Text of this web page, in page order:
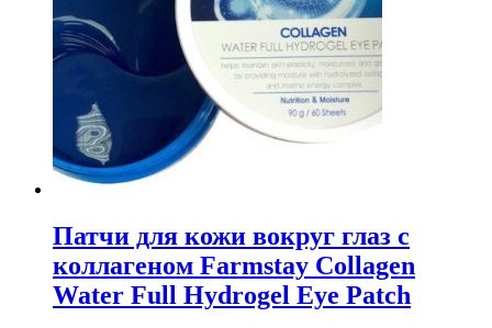
Патчи для кожи вокруг глаз с
коллагеном Farmstay Collagen
Water Full Hydrogel Eye Patch